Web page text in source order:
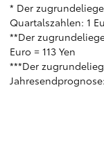
* Der
Quartalszahlen: 1
**Der
Euro = 113 Yen
***Der